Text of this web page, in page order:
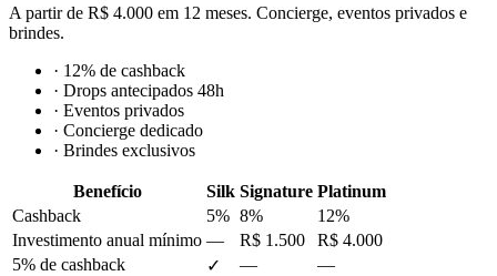
A partir de R$ 4.000 em 12 meses. Concierge, eventos privados e
brindes.
· 12% de cashback
· Drops antecipados 48h
· Eventos privados
· Concierge dedicado
· Brindes exclusivos
Benefício Silk Signature Platinum
Cashback
5% 8% 12%
Investimento anual mínimo — R$ 1.500
R$ 4.000
5% de cashback
✓ —
—